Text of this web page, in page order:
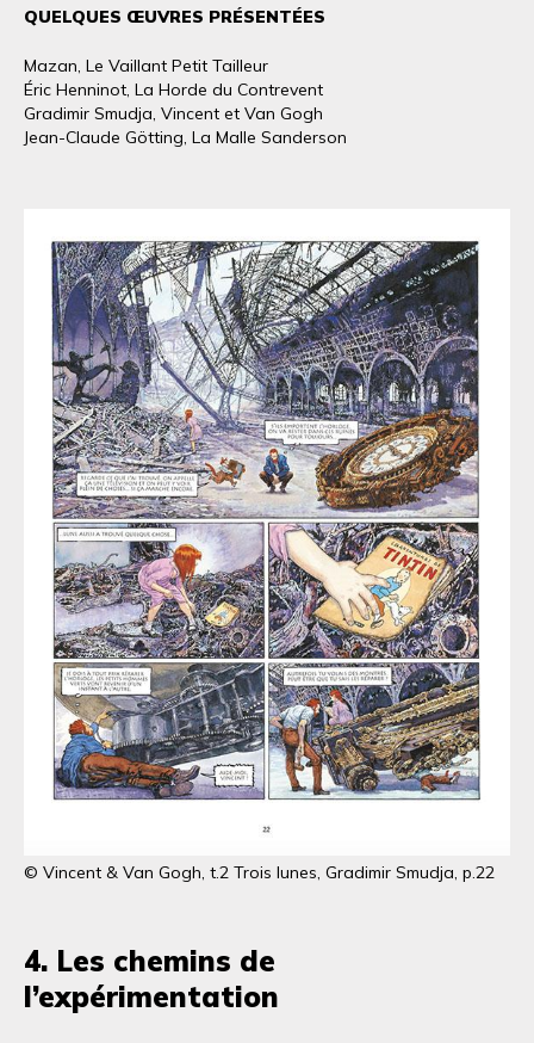
QUELQUES ŒUVRES PRÉSENTÉES
Mazan, Le Vaillant Petit Tailleur
Éric Henninot, La Horde du Contrevent
Gradimir Smudja, Vincent et Van Gogh
Jean-Claude Götting, La Malle Sanderson
© Vincent & Van Gogh, t.2 Trois lunes, Gradimir Smudja, p.22
4. Les chemins de
l’expérimentation